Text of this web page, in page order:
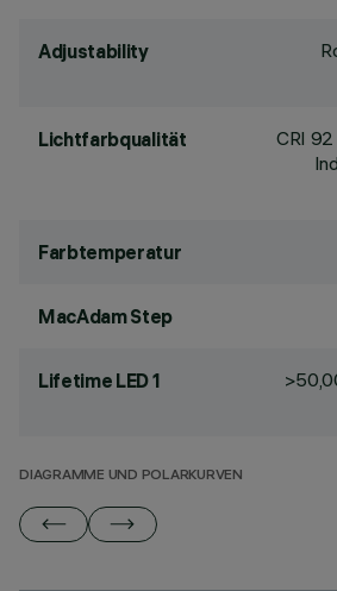
Adjustability
Lichtfarbqualität CRI 92
Farbtemperatur
MacAdam Step
Lifetime LED 1
DIAGRAMME UND POLARKURVEN